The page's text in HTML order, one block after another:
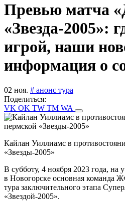
Превью матча
«Звезда-2005»:
игрой, наши
информация о
02 ноя. # анонс тура
Поделиться:
VK OK TW TM WA
Кайлан Уиллиамс в
«Звезды-2005»
В субботу, 4 ноября 2023 года, на
в Новогорске основная команда
тура заключительного этапа
«Звездой-2005».